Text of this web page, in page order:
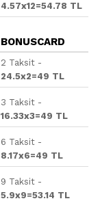
4.57x12=54.78 TL
BONUSCARD
2 Taksit -
24.5x2=49 TL
3 Taksit -
16.33x3=49 TL
6 Taksit -
8.17x6=49 TL
9 Taksit -
5.9x9=53.14 TL